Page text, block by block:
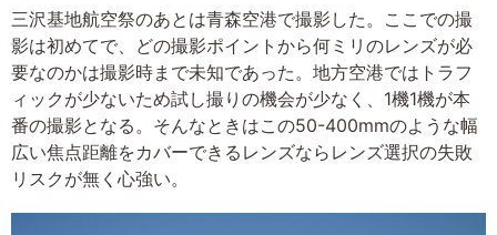
三沢基地航空祭のあとは青森空港で撮影した。ここでの撮
影は初めてで、どの撮影ポイントから何ミリのレンズが必
要なのかは撮影時まで未知であった。地方空港ではトラフ
ィックが少ないため試し撮りの機会が少なく、1機1機が本
番の撮影となる。そんなときはこの50-400mmのような幅
広い焦点距離をカバーできるレンズならレンズ選択の失敗
リスクが無く心強い。